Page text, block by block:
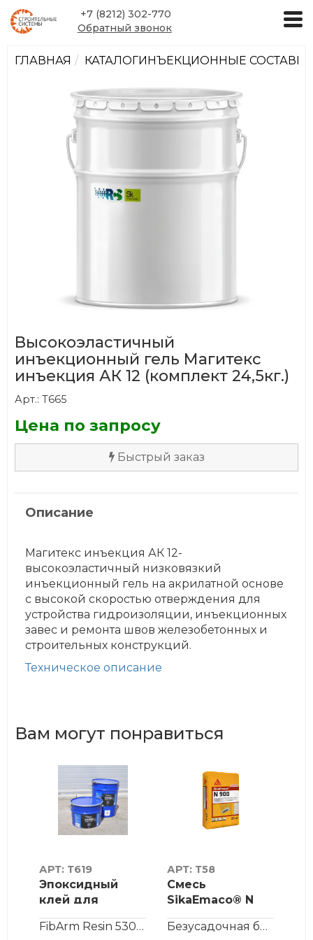
+7 (8212) 302-770
Обратный звонок
ГЛАВНАЯ КАТАЛОГИНЪЕКЦИОННЫЕ СОСТАВЫ
Высокоэластичный
инъекционный гель Магитекс
инъекция АК 12 (комплект 24,5кг.)
Арт.: Т665
Цена по запросу
Быстрый заказ
Описание
Магитекс инъекция АК 12-
высокоэластичный низковязкий
инъекционный гель на акрилатной основе
с высокой скоростью отверждения для
устройства гидроизоляции, инъекционных
завес и ремонта швов железобетонных и
строительных конструкций.
Техническое описание
Вам могут понравиться
АРТ: Т619
Эпоксидный
клей для
Resin 530+
FibArm Resin 530+ — эпоксидный двухкомпонентный клей с улучшенны...
АРТ: Т58
Смесь
SikaEmaco® N
(MasterEmaco® N
Безусадочная быстротвердеющая сухая бетонная смесь тиксотропного...